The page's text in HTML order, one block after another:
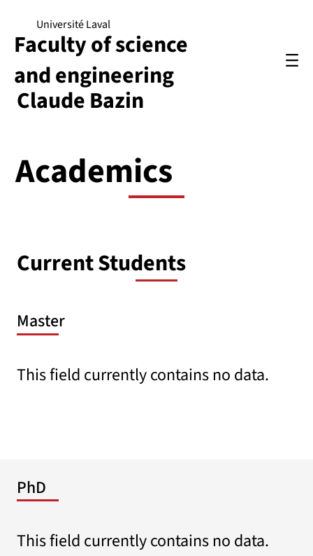
Claude Bazin
Université Laval
Faculty of science
and engineering
Academics
Current Students
Master
This field currently contains no data.
PhD
This field currently contains no data.